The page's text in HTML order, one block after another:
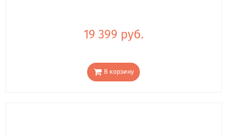
19 399 руб.
В корзину